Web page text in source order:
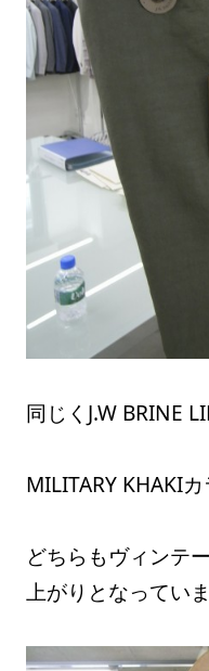
同じくJ.W BRINE
MILITARY KHAKI
どちらもヴィンテ
上がりとなっていま